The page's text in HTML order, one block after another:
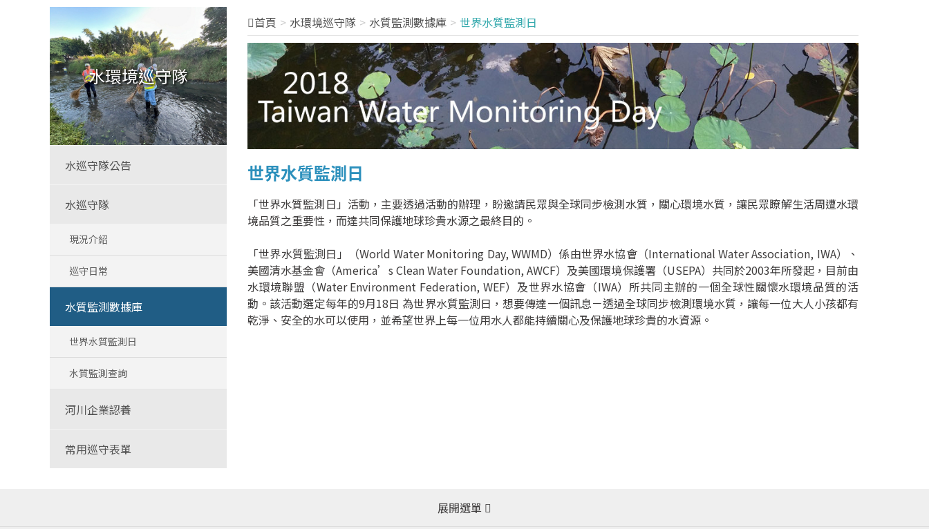
水環境巡守隊
水巡守隊公告
水巡守隊
現況介紹
巡守日常
水質監測數據庫
世界水質監測日
水質監測查詢
河川企業認養
常用巡守表單
首頁 水環境巡守隊 水質監測數據庫 世界水質監測日
世界水質監測日
「世界水質監測日」活動，主要透過活動的辦理，盼邀請民眾與全球同步檢測水質，關心環境水質，讓民眾瞭解生活周遭水環
境品質之重要性，而達共同保護地球珍貴水源之最終目的。
「世界水質監測日」（World Water Monitoring Day, WWMD）係由世界水協會（International Water Association, IWA）、
美國清水基金會（America’s Clean Water Foundation, AWCF）及美國環境保護署（USEPA）共同於2003年所發起，目前由
水環境聯盟（Water Environment Federation, WEF）及世界水協會（IWA）所共同主辦的一個全球性關懷水環境品質的活
動。該活動選定每年的9月18日 為世界水質監測日，想要傳達一個訊息－透過全球同步檢測環境水質，讓每一位大人小孩都有
乾淨、安全的水可以使用，並希望世界上每一位用水人都能持續關心及保護地球珍貴的水資源。
展開選單